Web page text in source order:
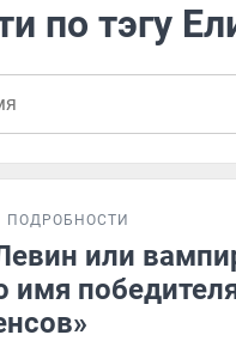
по тэгу
ПОДРОБНОСТИ
или
имя